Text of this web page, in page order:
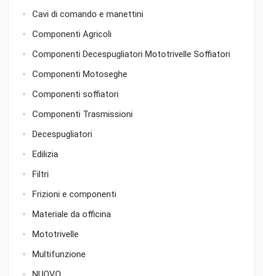
Cavi di comando e manettini
Componenti Agricoli
Componenti Decespugliatori Mototrivelle Soffiatori
Componenti Motoseghe
Componenti soffiatori
Componenti Trasmissioni
Decespugliatori
Edilizia
Filtri
Frizioni e componenti
Materiale da officina
Mototrivelle
Multifunzione